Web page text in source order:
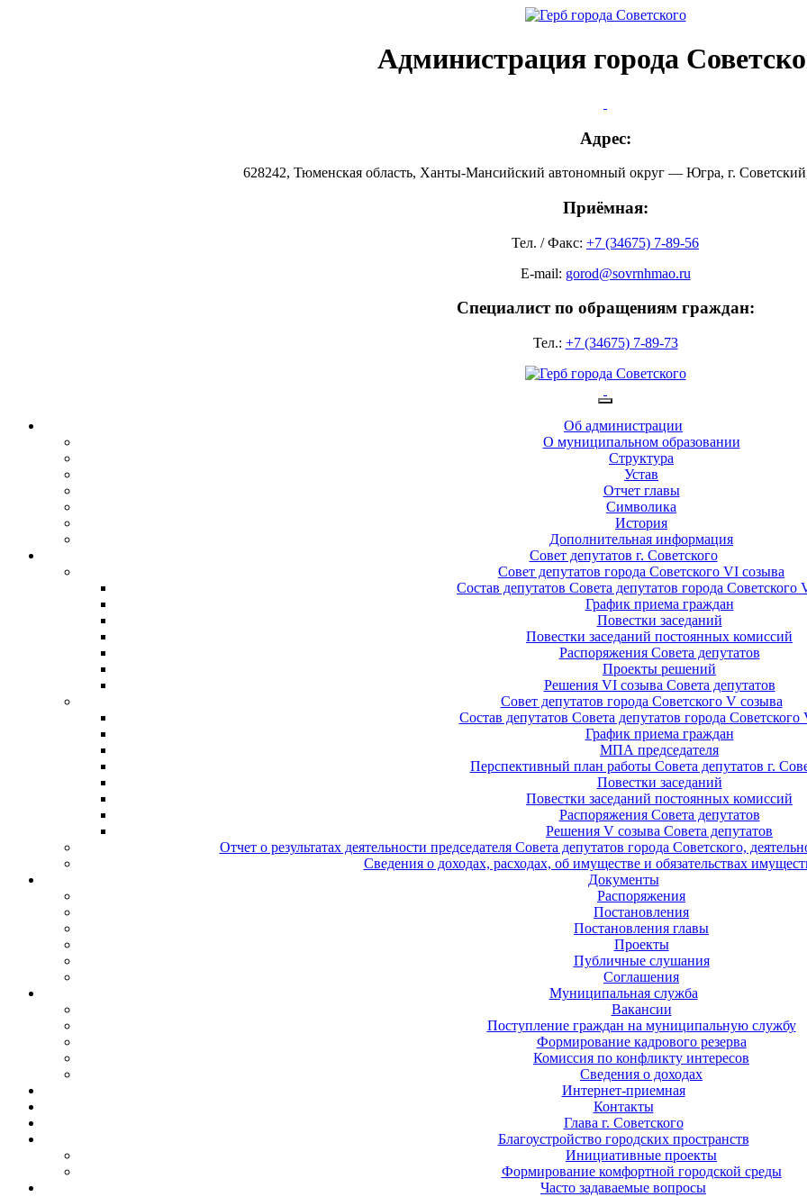
Администрация города
Адрес:
628242, Тюменская область, Ханты-Мансийский автономный округ — Югра, г.
Приёмная:
Тел. / Факс: +7 (34675) 7-89-56
E-mail: gorod@sovrnhmao.ru
Специалист по обращениям граждан:
Тел.: +7 (34675) 7-89-73
Об администрации
О муниципальном образовании
Структура
Устав
Отчет главы
Символика
История
Дополнительная информация
Совет депутатов г. Советского
Совет депутатов города Советского VI созыва
Состав депутатов Совета депутатов города Советского
График приема граждан
Повестки заседаний
Повестки заседаний постоянных комиссий
Распоряжения Совета депутатов
Проекты решений
Решения VI созыва Совета депутатов
Совет депутатов города Советского V созыва
Состав депутатов Совета депутатов города Советского
График приема граждан
МПА председателя
Перспективный план работы Совета депутатов г.
Повестки заседаний
Повестки заседаний постоянных комиссий
Распоряжения Совета депутатов
Решения V созыва Совета депутатов
Отчет о результатах деятельности председателя Совета депутатов города Советского,
Сведения о доходах, расходах, об имуществе и обязательствах
Документы
Распоряжения
Постановления
Постановления главы
Проекты
Публичные слушания
Соглашения
Муниципальная служба
Вакансии
Поступление граждан на муниципальную службу
Формирование кадрового резерва
Комиссия по конфликту интересов
Сведения о доходах
Интернет-приемная
Контакты
Глава г. Советского
Благоустройство городских пространств
Инициативные проекты
Формирование комфортной городской среды
Часто задаваемые вопросы